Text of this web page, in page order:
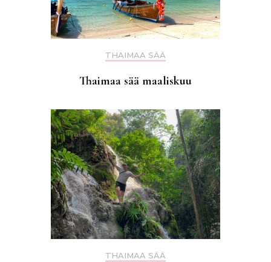
THAIMAA SÄÄ
Thaimaa sää maaliskuu
THAIMAA SÄÄ